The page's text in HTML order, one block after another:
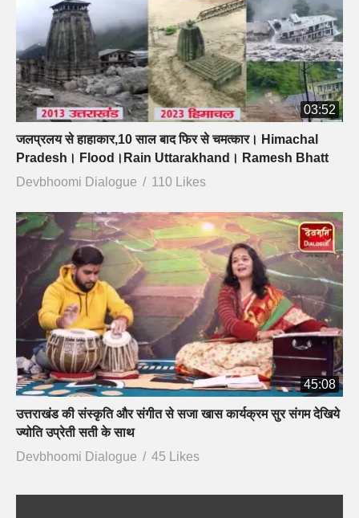
03:52
जलप्रलय से हाहाकार,10 साल बाद फिर से चमत्कार। Himachal
Pradesh। Flood।Rain Uttarakhand। Ramesh Bhatt
Devbhoomi Dialogue
110 Likes
45:08
उत्तराखंड की संस्कृति और संगीत से सजा खास कार्यक्रम सुर संगम देखिये
ज्योति उप्रेती सती के साथ
Devbhoomi Dialogue
45 Likes